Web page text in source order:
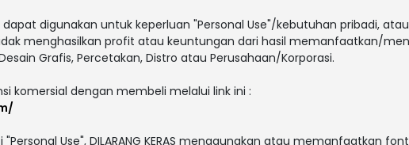
digunakan untuk keperluan "Personal Use"/kebutuhan pribadi,
menghasilkan profit atau keuntungan dari hasil memanfaatkan/
Grafis, Percetakan, Distro atau Perusahaan/Korporasi.
komersial dengan membeli melalui link ini :
Use", DILARANG KERAS menggunakan atau memanfaatkan